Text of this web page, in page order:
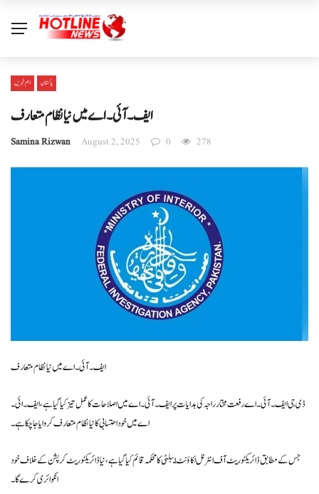
اہم خبریں پاکستان
ایف۔ آئی۔ اے میں نیا نظام متعارف
Samina Rizwan August 2, 2025 0 278
ایف۔ آئی۔ اے میں نیا نظام متعارف
ڈی جی ایف۔ آئی۔ اے رفعت مختار راجہ کی ہدایات پر ایف۔ آئی۔ اے میں اصلاحات کا عمل تیز کیا گیا ہے، ایف۔ ائی۔
اے میں خود احتسابی کا نیا نظام متعارف کروایا جا چکا ہے۔
جس کے مطابق ڈائریکٹوریٹ آف انٹرنل اکاؤنٹ ایبلٹی کا محکمہ قائم کیا گیا ہے، نیا ڈائریکٹوریٹ کرپشن کے خلاف خود
انکوائری کرے گا۔